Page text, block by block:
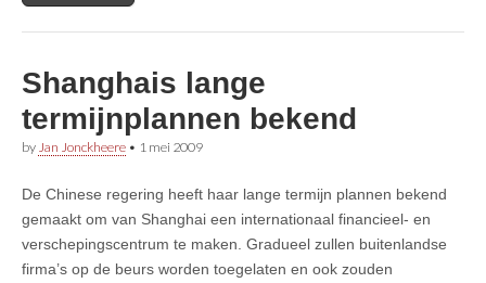
Shanghais lange
termijnplannen bekend
by Jan Jonckheere • 1 mei 2009
De Chinese regering heeft haar lange termijn plannen bekend
gemaakt om van Shanghai een internationaal financieel- en
verschepingscentrum te maken. Gradueel zullen buitenlandse
firma’s op de beurs worden toegelaten en ook zouden